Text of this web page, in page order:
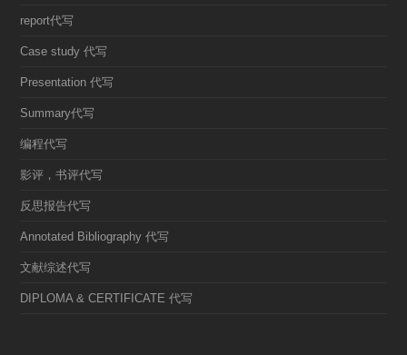
report代写
Case study 代写
Presentation 代写
Summary代写
编程代写
影评，书评代写
反思报告代写
Annotated Bibliography 代写
文献综述代写
DIPLOMA & CERTIFICATE 代写